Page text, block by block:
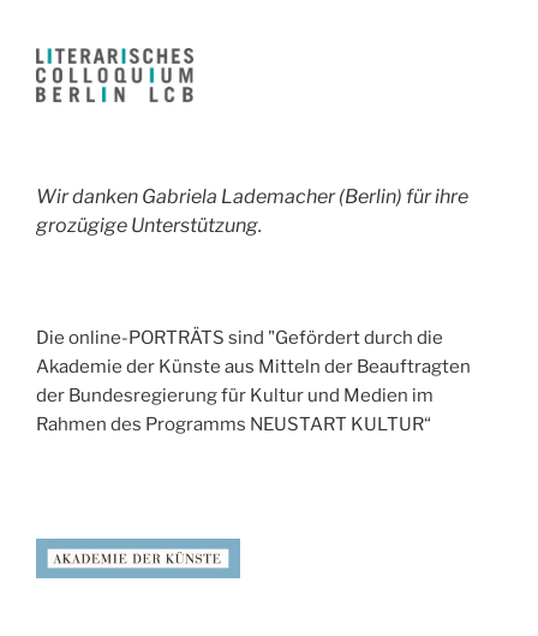
Wir danken Gabriela Lademacher (Berlin) für ihre
grozügige Unterstützung.
Die online-PORTRÄTS sind "Gefördert durch die
Akademie der Künste aus Mitteln der Beauftragten
der Bundesregierung für Kultur und Medien im
Rahmen des Programms NEUSTART KULTUR“